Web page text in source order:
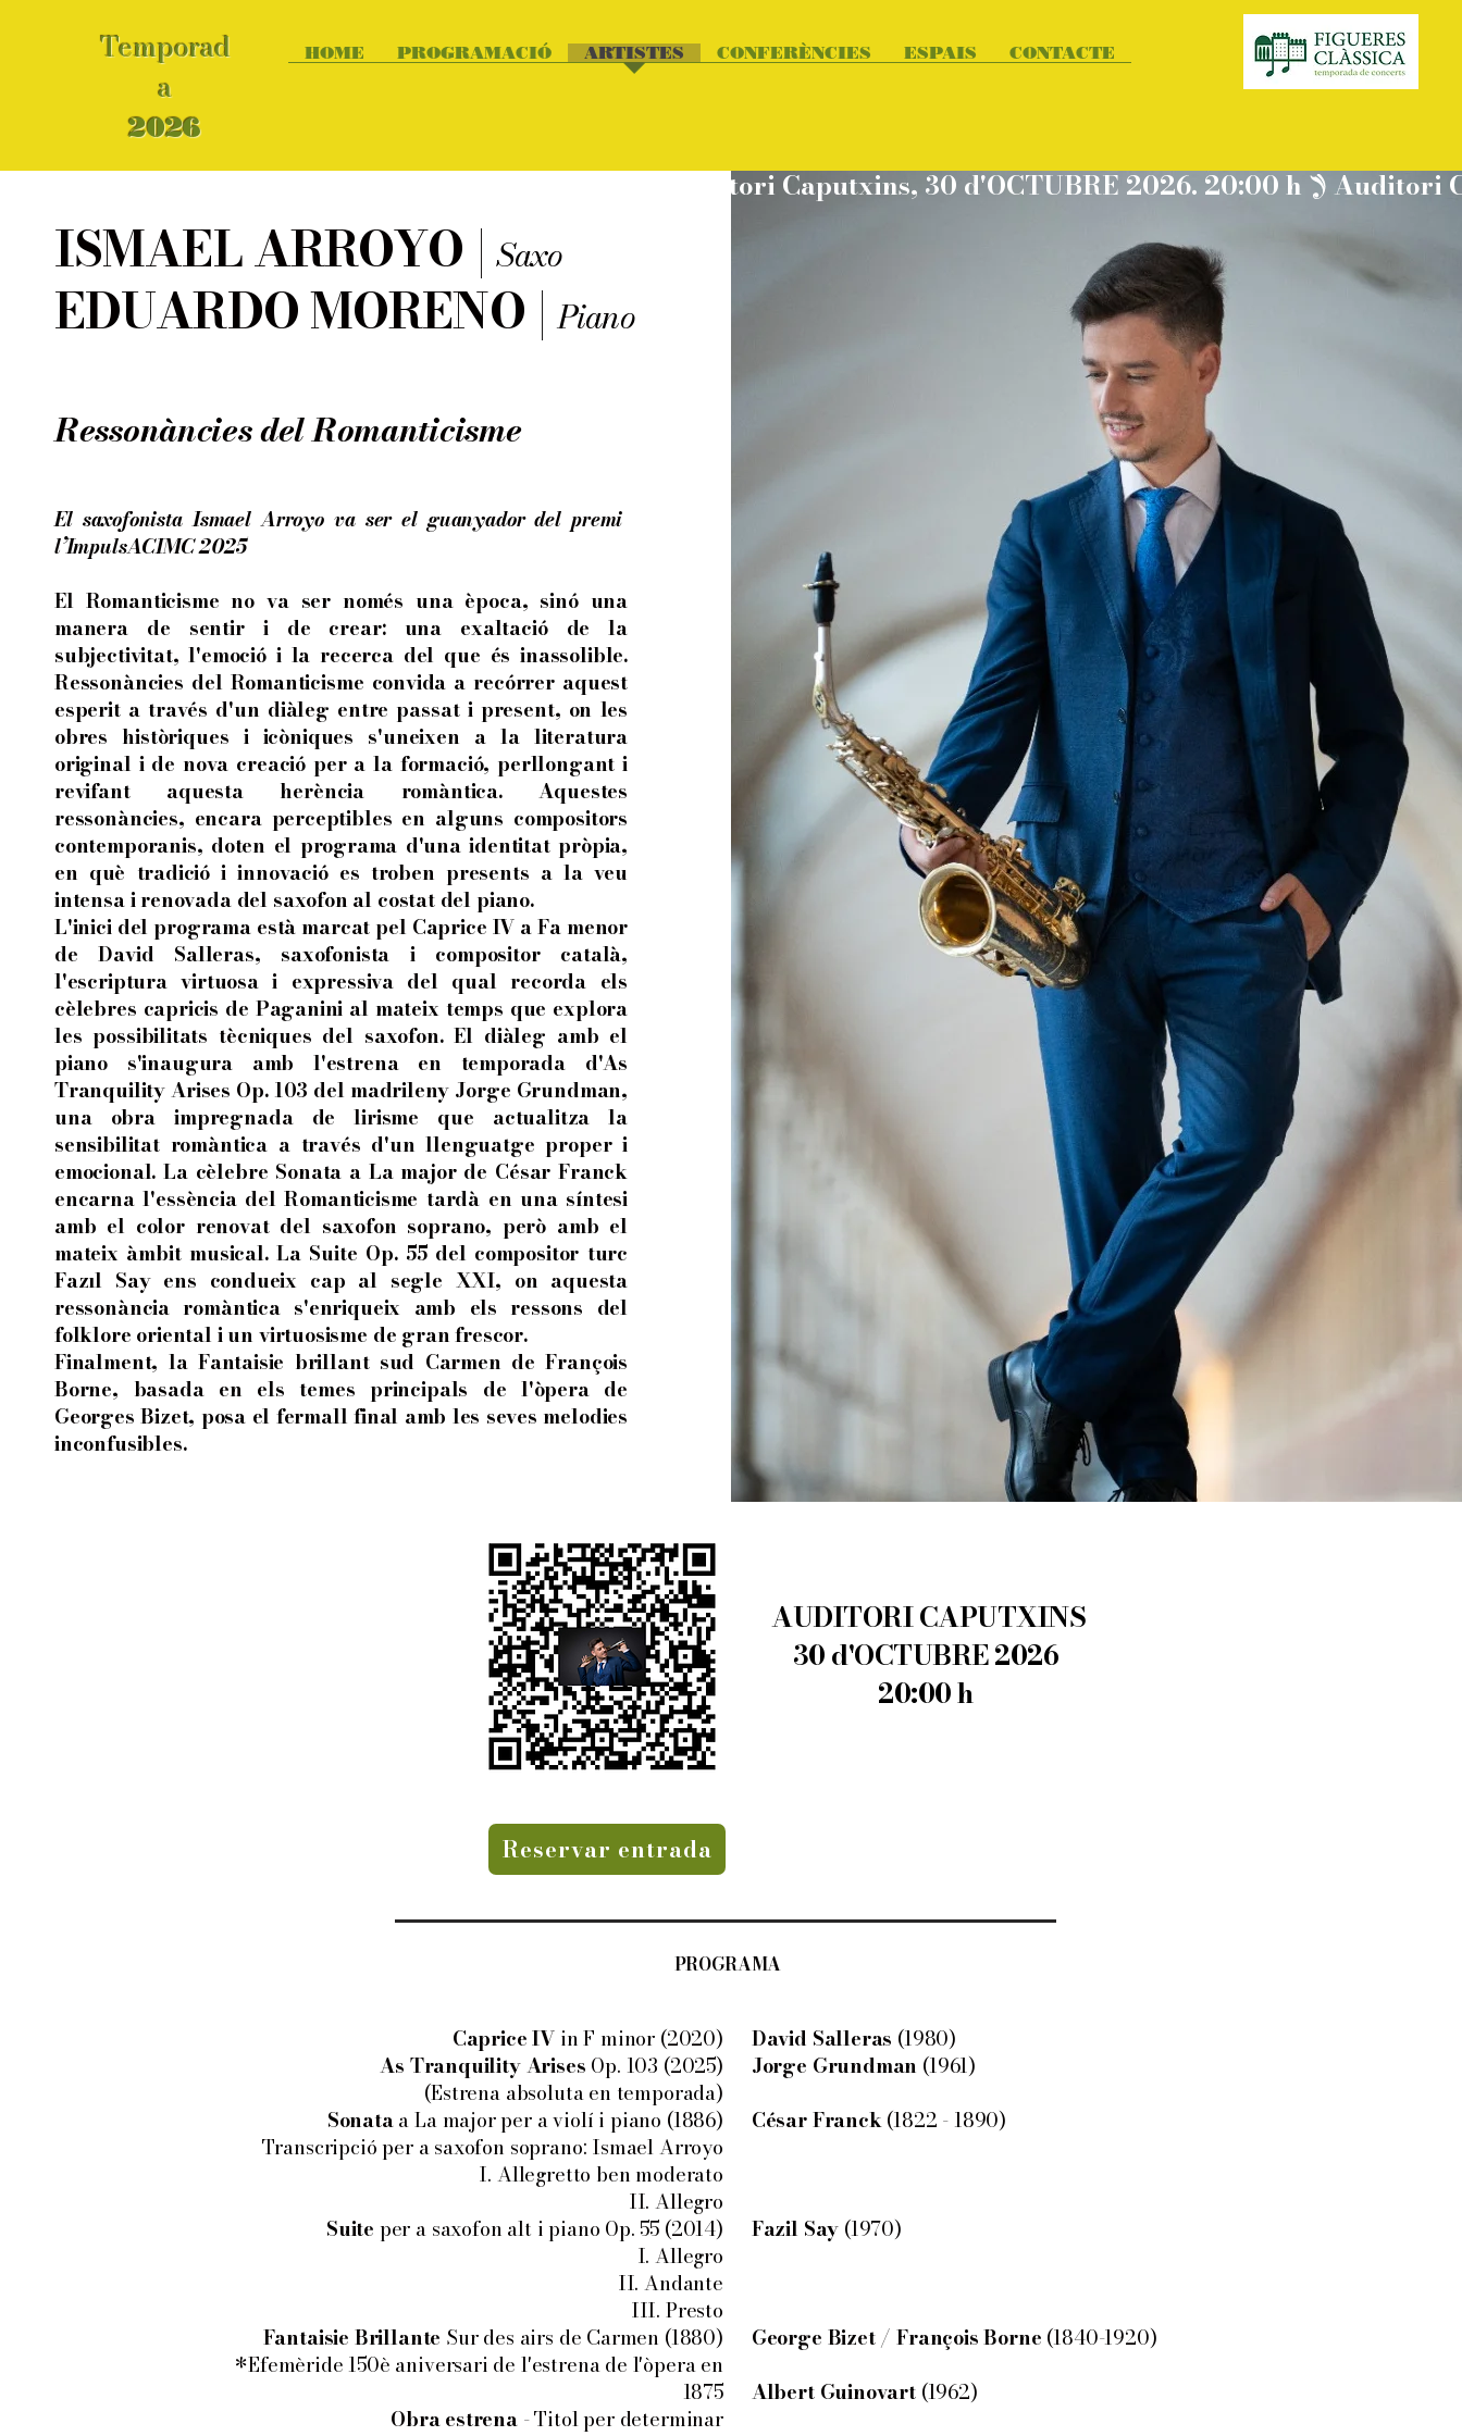
Temporad
a
2026
HOME PROGRAMACIÓ ARTISTES CONFERÈNCIES ESPAIS CONTACTE
ISMAEL ARROYO |Saxo
EDUARDO MORENO |Piano
Ressonàncies del Romanticisme
El saxofonista Ismael Arroyo va ser el guanyador del premi
l’ImpulsACIMC 2025
El Romanticisme no va ser només una època, sinó una
manera de sentir i de crear: una exaltació de la
subjectivitat, l'emoció i la recerca del que és inassolible.
Ressonàncies del Romanticisme convida a recórrer aquest
esperit a través d'un diàleg entre passat i present, on les
obres històriques i icòniques s'uneixen a la literatura
original i de nova creació per a la formació, perllongant i
revifant aquesta herència romàntica. Aquestes
ressonàncies, encara perceptibles en alguns compositors
contemporanis, doten el programa d'una identitat pròpia,
en què tradició i innovació es troben presents a la veu
intensa i renovada del saxofon al costat del piano.
L'inici del programa està marcat pel Caprice IV a Fa menor
de David Salleras, saxofonista i compositor català,
l'escriptura virtuosa i expressiva del qual recorda els
cèlebres capricis de Paganini al mateix temps que explora
les possibilitats tècniques del saxofon. El diàleg amb el
piano s'inaugura amb l'estrena en temporada d'As
Tranquility Arises Op. 103 del madrileny Jorge Grundman,
una obra impregnada de lirisme que actualitza la
sensibilitat romàntica a través d'un llenguatge proper i
emocional. La cèlebre Sonata a La major de César Franck
encarna l'essència del Romanticisme tardà en una síntesi
amb el color renovat del saxofon soprano, però amb el
mateix àmbit musical. La Suite Op. 55 del compositor turc
Fazıl Say ens condueix cap al segle XXI, on aquesta
ressonància romàntica s'enriqueix amb els ressons del
folklore oriental i un virtuosisme de gran frescor.
Finalment, la Fantaisie brillant sud Carmen de François
Borne, basada en els temes principals de l'òpera de
Georges Bizet, posa el fermall final amb les seves melodies
inconfusibles.
AUDITORI CAPUTXINS
30 d'OCTUBRE 2026
20:00 h
Reservar entrada
PROGRAMA
Caprice IV in F minor (2020)
As Tranquility Arises Op. 103 (2025)
(Estrena absoluta en temporada)
Sonataa La major per a violí i piano (1886)
Transcripció per a saxofon soprano: Ismael Arroyo
I. Allegretto ben moderato
II. Allegro
Suite per a saxofon alt i piano Op. 55 (2014)
I. Allegro
II. Andante
III. Presto
Fantaisie Brillante Sur des airs de Carmen (1880)
*Efemèride 150è aniversari de l'estrena de l'òpera en
1875
Obra estrena - Titol per determinar
David Salleras (1980)
Jorge Grundman (1961)
César Franck(1822 - 1890)
Fazil Say (1970)
George Bizet / François Borne (1840-1920)
Albert Guinovart (1962)